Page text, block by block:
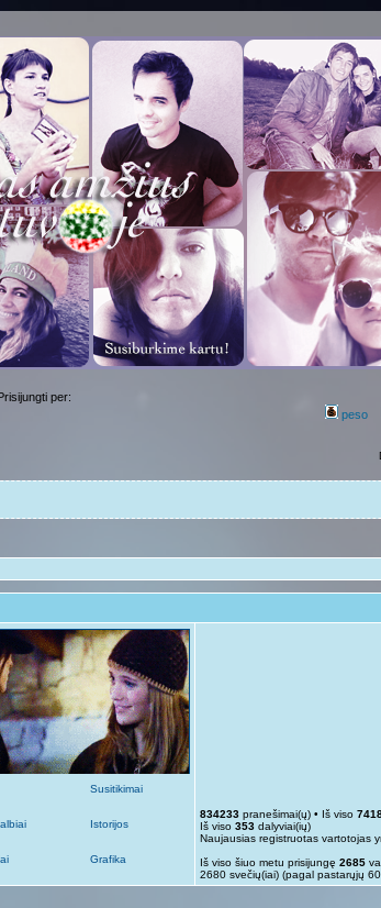
per:
peso
Susitikimai
Istorijos
Grafika
834233 pranešimai(ų) • Iš viso
Iš viso 353 dalyviai(ių)
Naujausias registruotas vartotojas
Iš viso šiuo metu prisijungę 2685
2680 svečių(iai) (pagal pastarųjų